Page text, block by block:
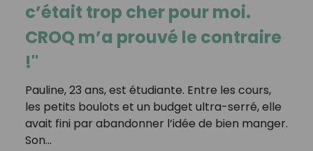
c’était trop cher pour moi.
CROQ m’a prouvé le contraire
!"
Pauline, 23 ans, est étudiante. Entre les cours,
les petits boulots et un budget ultra-serré, elle
avait fini par abandonner l’idée de bien manger.
Son…